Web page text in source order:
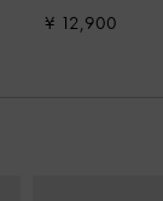
¥ 12,900